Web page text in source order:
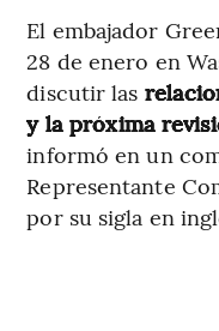
El embajador
28 de enero en
discutir las
y la próxima
informó en un
Representante
por su sigla en